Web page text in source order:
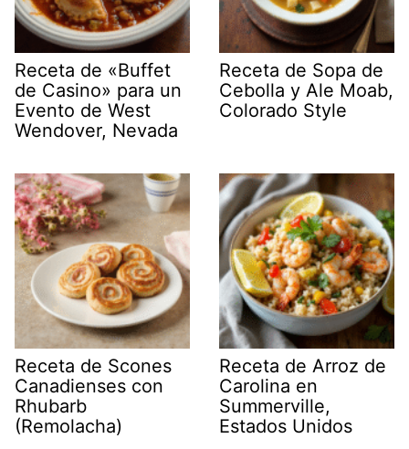
Receta de «Buffet
de Casino» para un
Evento de West
Wendover, Nevada
Receta de Sopa de
Cebolla y Ale Moab,
Colorado Style
Receta de Scones
Canadienses con
Rhubarb
(Remolacha)
Receta de Arroz de
Carolina en
Summerville,
Estados Unidos